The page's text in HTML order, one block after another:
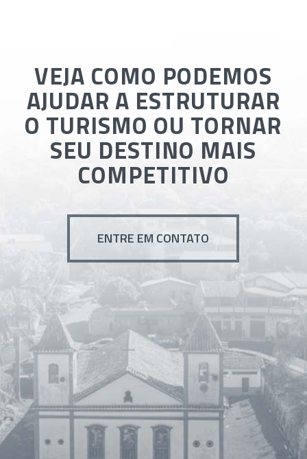
VEJA COMO PODEMOS
AJUDAR A ESTRUTURAR
O TURISMO OU TORNAR
SEU DESTINO MAIS
COMPETITIVO
ENTRE EM CONTATO